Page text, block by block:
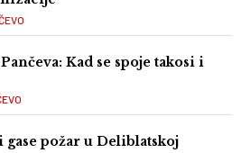
Kad se spoje takosi i
požar u Deliblatskoj